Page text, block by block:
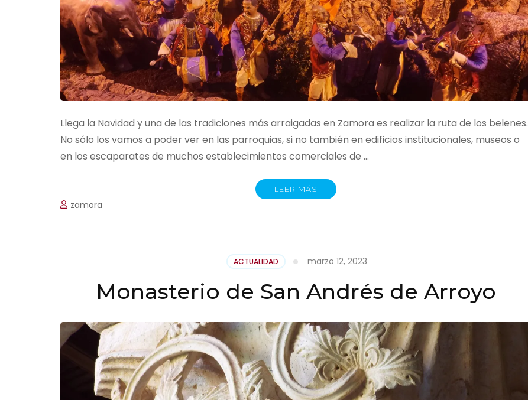
Llega la Navidad y una de las tradiciones más arraigadas en Zamora es realizar la ruta de los belenes.
No sólo los vamos a poder ver en las parroquias, si no también en edificios institucionales, museos o
en los escaparates de muchos establecimientos comerciales de …
LEER MÁS
zamora
ACTUALIDAD marzo 12, 2023
Monasterio de San Andrés de Arroyo